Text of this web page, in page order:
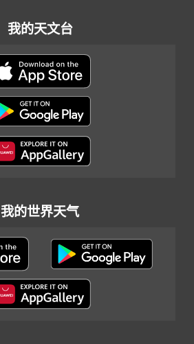
我的天文台
我的世界天气